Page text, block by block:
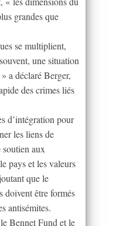
grandes que
se multiplient,
une situation
a déclaré Berger,
des crimes liés
d’intégration pour
les liens de
soutien aux
pays et les valeurs
que le
doivent être formés
antisémites.
Bennet Fund et le